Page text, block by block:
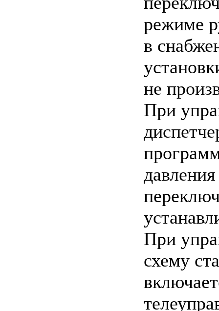
режиме
в
не
При
При
схему